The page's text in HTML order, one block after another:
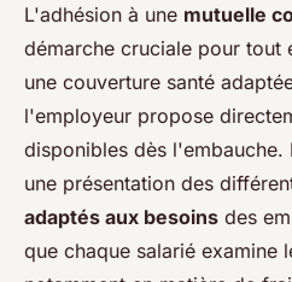
L'adhésion à une mutuelle
démarche cruciale pour tout
une couverture santé
l'employeur propose
disponibles dès
une présentation des
adaptés aux besoins des
que chaque salarié examine